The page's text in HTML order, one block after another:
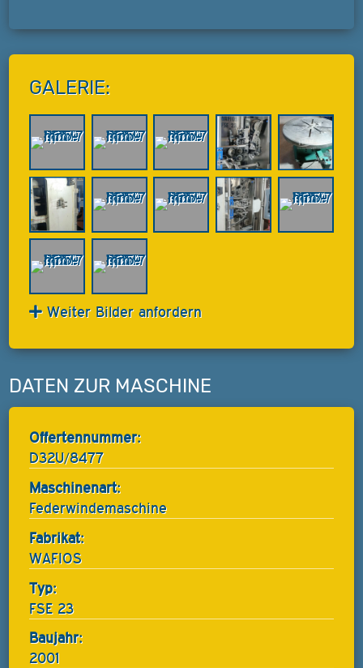
GALERIE:
Weiter Bilder anfordern
DATEN ZUR MASCHINE
Offertennummer:
D32U/8477
Maschinenart:
Federwindemaschine
Fabrikat:
WAFIOS
Typ:
FSE 23
Baujahr:
2001